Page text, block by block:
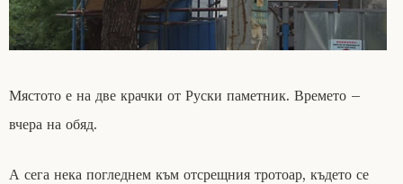
Мястото е на две крачки от Руски паметник. Времето –
вчера на обяд.
А сега нека погледнем към отсрещния тротоар, където се